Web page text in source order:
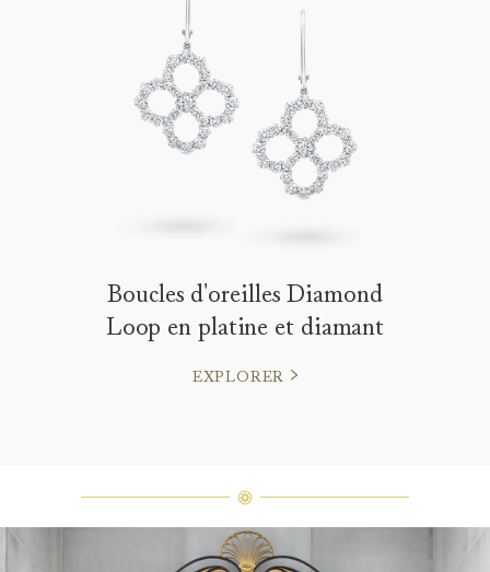
Boucles d'oreilles Diamond
Loop en platine et diamant
EXPLORER